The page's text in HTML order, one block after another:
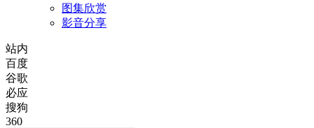
图集欣赏
影音分享
站内
百度
谷歌
必应
搜狗
360